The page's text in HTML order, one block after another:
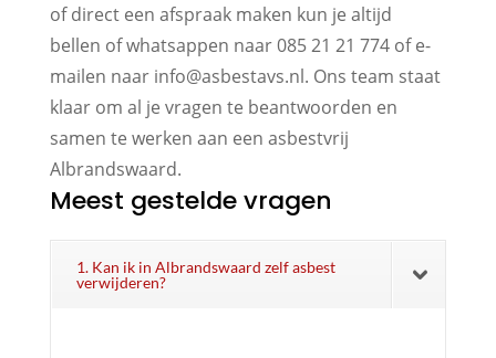
of direct een afspraak maken kun je altijd
bellen of whatsappen naar 085 21 21 774 of e-
mailen naar info@asbestavs.nl. Ons team staat
klaar om al je vragen te beantwoorden en
samen te werken aan een asbestvrij
Albrandswaard.
Meest gestelde vragen
1. Kan ik in Albrandswaard zelf asbest
verwijderen?